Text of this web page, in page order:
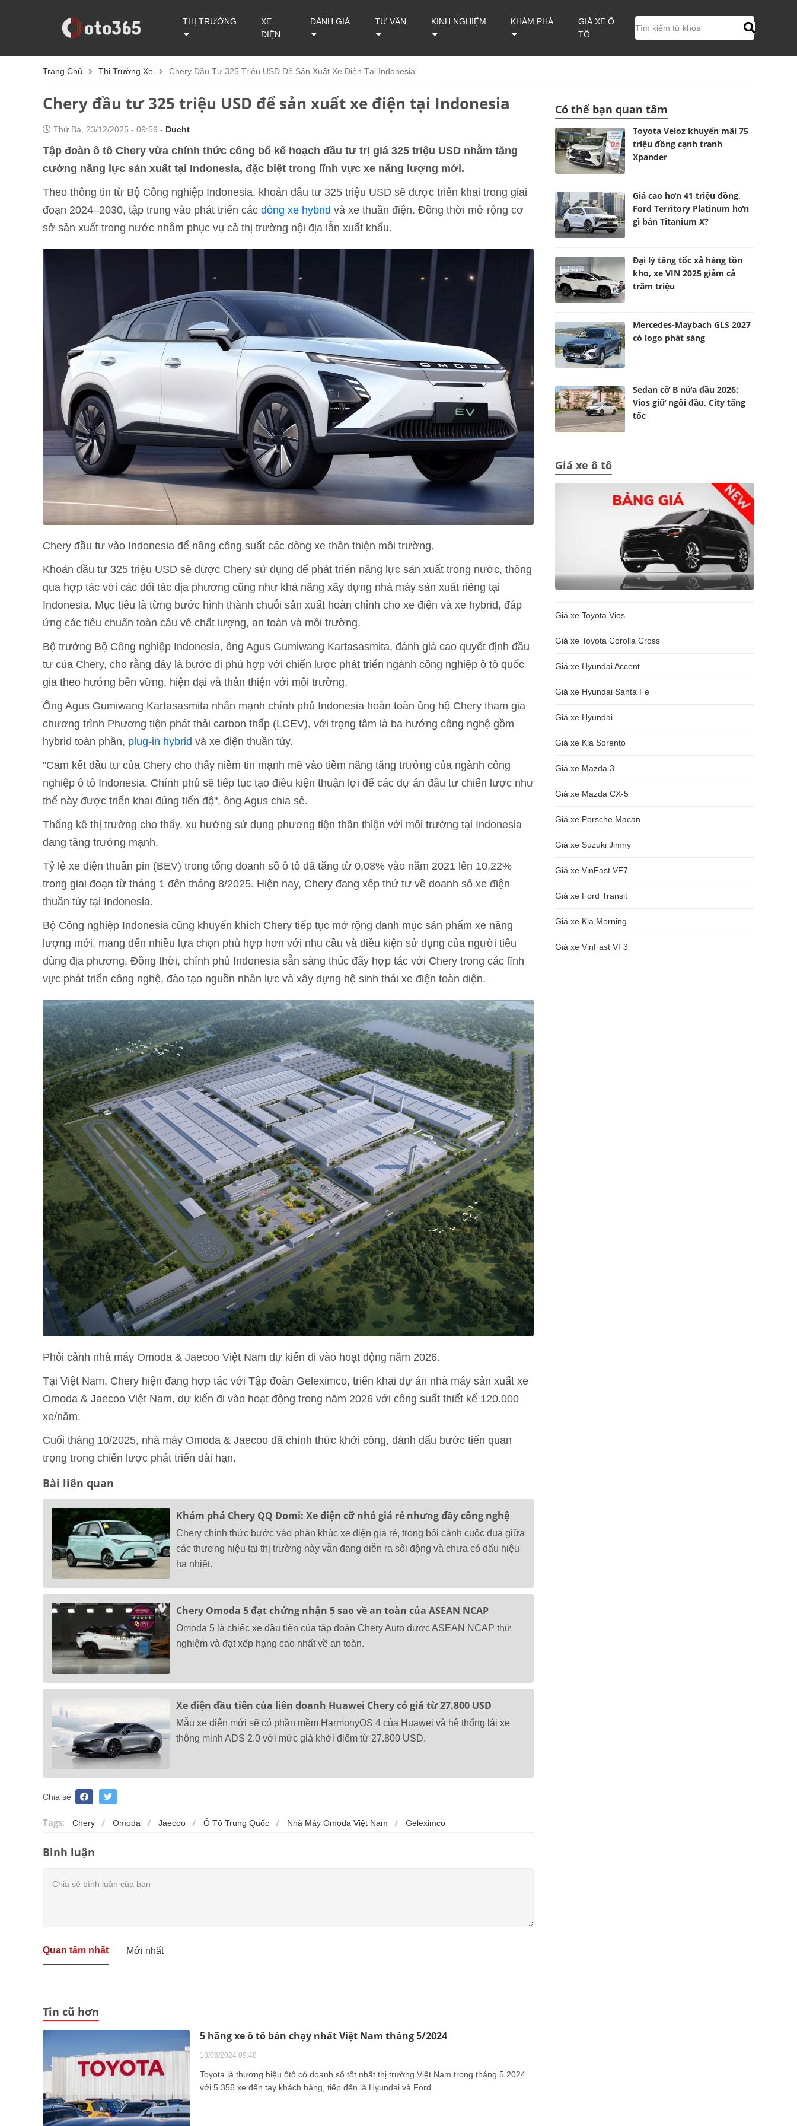
THỊ TRƯỜNG
XE
ĐIỆN
ĐÁNH GIÁ TƯ VẤN KINH NGHIỆM KHÁM PHÁ
GIÁ XE Ô
TÔ
Trang Chủ Thị Trường Xe Chery Đầu Tư 325 Triệu USD Để Sản Xuất Xe Điện Tại Indonesia
Chery đầu tư 325 triệu USD để sản xuất xe điện tại Indonesia
Thứ Ba, 23/12/2025 - 09:59 - Ducht
Tập đoàn ô tô Chery vừa chính thức công bố kế hoạch đầu tư trị giá 325 triệu USD nhằm tăng
cường năng lực sản xuất tại Indonesia, đặc biệt trong lĩnh vực xe năng lượng mới.
Theo thông tin từ Bộ Công nghiệp Indonesia, khoản đầu tư 325 triệu USD sẽ được triển khai trong giai
đoạn 2024–2030, tập trung vào phát triển các dòng xe hybrid và xe thuần điện. Đồng thời mở rộng cơ
sở sản xuất trong nước nhằm phục vụ cả thị trường nội địa lẫn xuất khẩu.
Chery đầu tư vào Indonesia để nâng công suất các dòng xe thân thiện môi trường.
Khoản đầu tư 325 triệu USD sẽ được Chery sử dụng để phát triển năng lực sản xuất trong nước, thông
qua hợp tác với các đối tác địa phương cũng như khả năng xây dựng nhà máy sản xuất riêng tại
Indonesia. Mục tiêu là từng bước hình thành chuỗi sản xuất hoàn chỉnh cho xe điện và xe hybrid, đáp
ứng các tiêu chuẩn toàn cầu về chất lượng, an toàn và môi trường.
Bộ trưởng Bộ Công nghiệp Indonesia, ông Agus Gumiwang Kartasasmita, đánh giá cao quyết định đầu
tư của Chery, cho rằng đây là bước đi phù hợp với chiến lược phát triển ngành công nghiệp ô tô quốc
gia theo hướng bền vững, hiện đại và thân thiện với môi trường.
Ông Agus Gumiwang Kartasasmita nhấn mạnh chính phủ Indonesia hoàn toàn ủng hộ Chery tham gia
chương trình Phương tiện phát thải carbon thấp (LCEV), với trọng tâm là ba hướng công nghệ gồm
hybrid toàn phần, plug-in hybrid và xe điện thuần túy.
"Cam kết đầu tư của Chery cho thấy niềm tin mạnh mẽ vào tiềm năng tăng trưởng của ngành công
nghiệp ô tô Indonesia. Chính phủ sẽ tiếp tục tạo điều kiện thuận lợi để các dự án đầu tư chiến lược như
thế này được triển khai đúng tiến độ", ông Agus chia sẻ.
Thống kê thị trường cho thấy, xu hướng sử dụng phương tiện thân thiện với môi trường tại Indonesia
đang tăng trưởng mạnh.
Tỷ lệ xe điện thuần pin (BEV) trong tổng doanh số ô tô đã tăng từ 0,08% vào năm 2021 lên 10,22%
trong giai đoạn từ tháng 1 đến tháng 8/2025. Hiện nay, Chery đang xếp thứ tư về doanh số xe điện
thuần túy tại Indonesia.
Bộ Công nghiệp Indonesia cũng khuyến khích Chery tiếp tục mở rộng danh mục sản phẩm xe năng
lượng mới, mang đến nhiều lựa chọn phù hợp hơn với nhu cầu và điều kiện sử dụng của người tiêu
dùng địa phương. Đồng thời, chính phủ Indonesia sẵn sàng thúc đẩy hợp tác với Chery trong các lĩnh
vực phát triển công nghệ, đào tạo nguồn nhân lực và xây dựng hệ sinh thái xe điện toàn diện.
Phối cảnh nhà máy Omoda & Jaecoo Việt Nam dự kiến đi vào hoạt động năm 2026.
Tại Việt Nam, Chery hiện đang hợp tác với Tập đoàn Geleximco, triển khai dự án nhà máy sản xuất xe
Omoda & Jaecoo Việt Nam, dự kiến đi vào hoạt động trong năm 2026 với công suất thiết kế 120.000
xe/năm.
Cuối tháng 10/2025, nhà máy Omoda & Jaecoo đã chính thức khởi công, đánh dấu bước tiến quan
trọng trong chiến lược phát triển dài hạn.
Bài liên quan
Khám phá Chery QQ Domi: Xe điện cỡ nhỏ giá rẻ nhưng đầy công nghệ
Chery chính thức bước vào phân khúc xe điện giá rẻ, trong bối cảnh cuộc đua giữa
các thương hiệu tại thị trường này vẫn đang diễn ra sôi động và chưa có dấu hiệu
hạ nhiệt.
Chery Omoda 5 đạt chứng nhận 5 sao về an toàn của ASEAN NCAP
Omoda 5 là chiếc xe đầu tiên của tập đoàn Chery Auto được ASEAN NCAP thử
nghiệm và đạt xếp hạng cao nhất về an toàn.
Xe điện đầu tiên của liên doanh Huawei Chery có giá từ 27.800 USD
Mẫu xe điện mới sẽ có phần mềm HarmonyOS 4 của Huawei và hệ thống lái xe
thông minh ADS 2.0 với mức giá khởi điểm từ 27.800 USD.
Chia sẻ
Tags: Chery Omoda Jaecoo Ô Tô Trung Quốc Nhà Máy Omoda Việt Nam Geleximco
Bình luận
Quan tâm nhất Mới nhất
Tin cũ hơn
5 hãng xe ô tô bán chạy nhất Việt Nam tháng 5/2024
18/06/2024 09:48
Toyota là thương hiệu ôtô có doanh số tốt nhất thị trường Việt Nam trong tháng 5.2024
với 5.356 xe đến tay khách hàng, tiếp đến là Hyundai và Ford.
Có thể bạn quan tâm
Toyota Veloz khuyến mãi 75
triệu đồng cạnh tranh
Xpander
Giá cao hơn 41 triệu đồng,
Ford Territory Platinum hơn
gì bản Titanium X?
Đại lý tăng tốc xả hàng tồn
kho, xe VIN 2025 giảm cả
trăm triệu
Mercedes-Maybach GLS 2027
có logo phát sáng
Sedan cỡ B nửa đầu 2026:
Vios giữ ngôi đầu, City tăng
tốc
Giá xe ô tô
Giá xe Toyota Vios
Giá xe Toyota Corolla Cross
Giá xe Hyundai Accent
Giá xe Hyundai Santa Fe
Giá xe Hyundai
Giá xe Kia Sorento
Giá xe Mazda 3
Giá xe Mazda CX-5
Giá xe Porsche Macan
Giá xe Suzuki Jimny
Giá xe VinFast VF7
Giá xe Ford Transit
Giá xe Kia Morning
Giá xe VinFast VF3